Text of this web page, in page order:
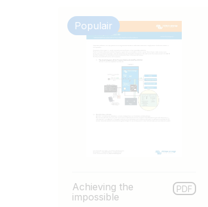
Populair
Achieving the
impossible
PDF